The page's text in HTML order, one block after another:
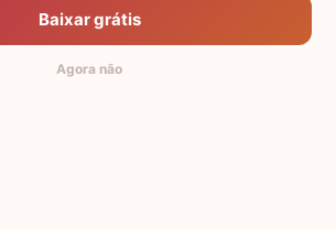
Baixar grátis
Agora não